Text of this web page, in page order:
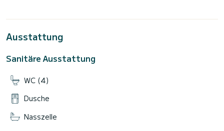
Ausstattung
Sanitäre Ausstattung
WC (4)
Dusche
Nasszelle